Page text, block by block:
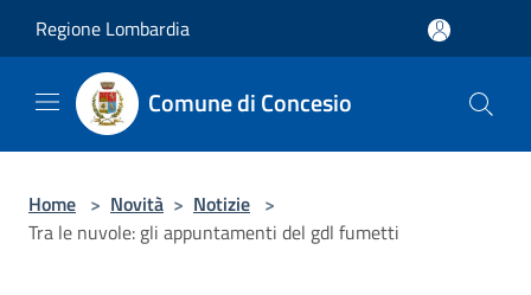
Regione Lombardia
Comune di Concesio
Home > Novità > Notizie >
Tra le nuvole: gli appuntamenti del gdl fumetti